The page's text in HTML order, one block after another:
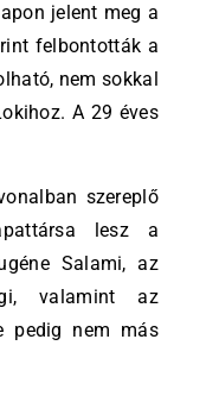
jelent meg a
felbontották a
nem sokkal
A 29 éves
szereplő
lesz a
Salami, az
valamint az
pedig nem más